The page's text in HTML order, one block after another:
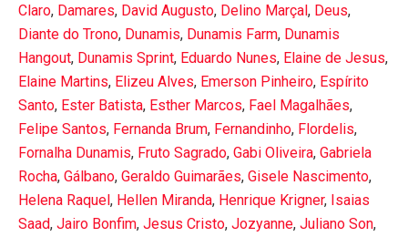
Claro, Damares, David Augusto, Delino Marçal, Deus,
Diante do Trono, Dunamis, Dunamis Farm, Dunamis
Hangout, Dunamis Sprint, Eduardo Nunes, Elaine de Jesus,
Elaine Martins, Elizeu Alves, Emerson Pinheiro, Espírito
Santo, Ester Batista, Esther Marcos, Fael Magalhães,
Felipe Santos, Fernanda Brum, Fernandinho, Flordelis,
Fornalha Dunamis, Fruto Sagrado, Gabi Oliveira, Gabriela
Rocha, Gálbano, Geraldo Guimarães, Gisele Nascimento,
Helena Raquel, Hellen Miranda, Henrique Krigner, Isaias
Saad, Jairo Bonfim, Jesus Cristo, Jozyanne, Juliano Son,